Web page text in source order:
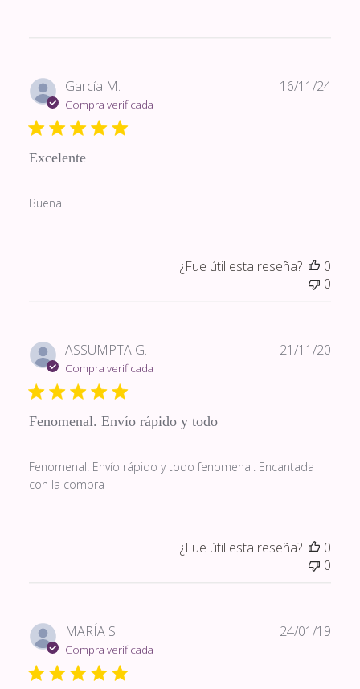
García M.
Compra verificada
Excelente
Buena
16/11/24
¿Fue útil esta reseña?
0
0
ASSUMPTA G.
Compra verificada
Fenomenal. Envío rápido y todo
Fenomenal. Envío rápido y todo fenomenal. Encantada
con la compra
21/11/20
¿Fue útil esta reseña?
0
0
MARÍA S.
Compra verificada
24/01/19